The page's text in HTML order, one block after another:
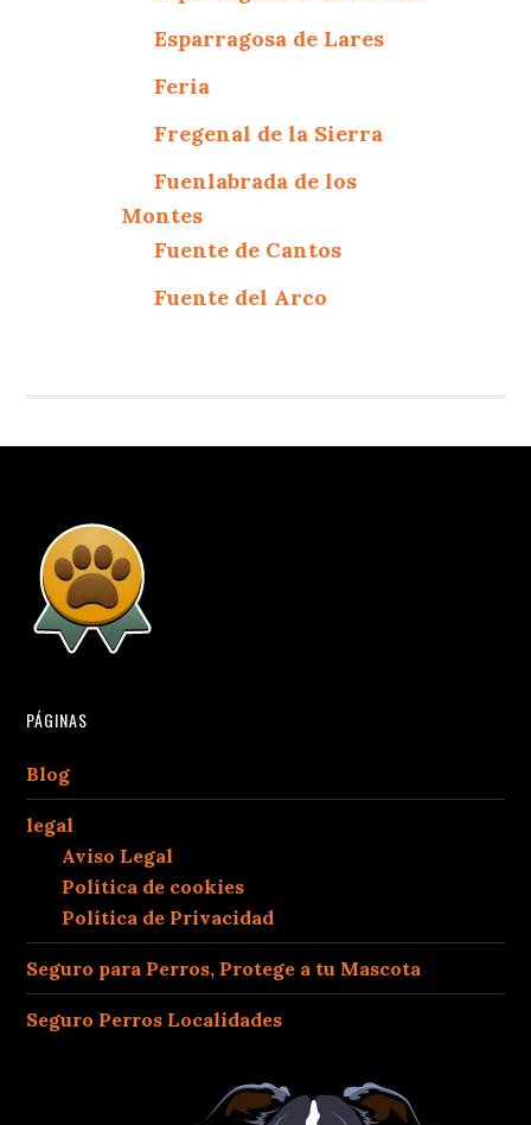
Esparragosa de Lares
Feria
Fregenal de la Sierra
Fuenlabrada de los
Montes
Fuente de Cantos
Fuente del Arco
PÁGINAS
Blog
legal
Aviso Legal
Política de cookies
Política de Privacidad
Seguro para Perros, Protege a tu Mascota
Seguro Perros Localidades